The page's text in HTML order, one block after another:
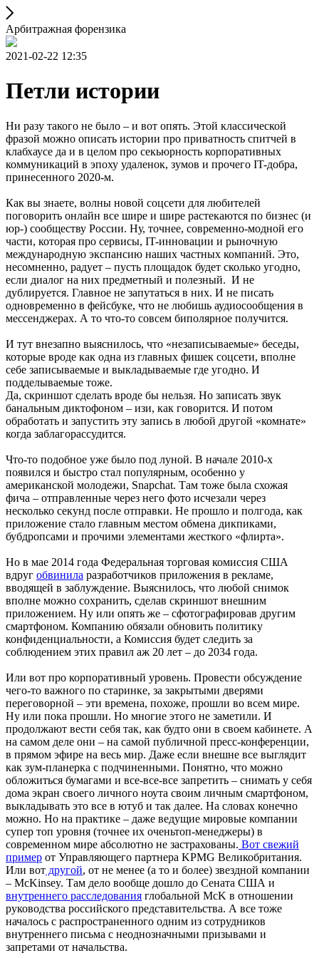
Арбитражная форензика
2021-02-22 12:35
Петли истории
Ни разу такого не было – и вот опять. Этой классической
фразой можно описать истории про приватность спитчей в
клабхаусе да и в целом про секьюрность корпоративных
коммуникаций в эпоху удаленок, зумов и прочего IT-добра,
принесенного 2020-м.
Как вы знаете, волны новой соцсети для любителей
поговорить онлайн все шире и шире растекаются по бизнес (и
юр-) сообществу России. Ну, точнее, современно-модной его
части, которая про сервисы, IT-инновации и рыночную
международную экспансию наших частных компаний. Это,
несомненно, радует – пусть площадок будет сколько угодно,
если диалог на них предметный и полезный. И не
дублируется. Главное не запутаться в них. И не писать
одновременно в фейсбуке, что не любишь аудиосообщения в
мессенджерах. А то что-то совсем биполярное получится.
И тут внезапно выяснилось, что «незаписываемые» беседы,
которые вроде как одна из главных фишек соцсети, вполне
себе записываемые и выкладываемые где угодно. И
подделываемые тоже.
Да, скриншот сделать вроде бы нельзя. Но записать звук
банальным диктофоном – изи, как говорится. И потом
обработать и запустить эту запись в любой другой «комнате»
когда заблагорассудится.
Что-то подобное уже было под луной. В начале 2010-х
появился и быстро стал популярным, особенно у
американской молодежи, Snapchat. Там тоже была схожая
фича – отправленные через него фото исчезали через
несколько секунд после отправки. Не прошло и полгода, как
приложение стало главным местом обмена дикпиками,
бубдропсами и прочими элементами жесткого «флирта».
Но в мае 2014 года Федеральная торговая комиссия США
вдруг обвинила разработчиков приложения в рекламе,
вводящей в заблуждение. Выяснилось, что любой снимок
вполне можно сохранить, сделав скриншот внешним
приложением. Ну или опять же – сфотографировав другим
смартфоном. Компанию обязали обновить политику
конфиденциальности, а Комиссия будет следить за
соблюдением этих правил аж 20 лет – до 2034 года.
Или вот про корпоративный уровень. Провести обсуждение
чего-то важного по старинке, за закрытыми дверями
переговорной – эти времена, похоже, прошли во всем мире.
Ну или пока прошли. Но многие этого не заметили. И
продолжают вести себя так, как будто они в своем кабинете. А
на самом деле они – на самой публичной пресс-конференции,
в прямом эфире на весь мир. Даже если внешне все выглядит
как зум-планерка с подчиненными. Понятно, что можно
обложиться бумагами и все-все-все запретить – снимать у себя
дома экран своего личного ноута своим личным смартфоном,
выкладывать это все в ютуб и так далее. На словах конечно
можно. Но на практике – даже ведущие мировые компании
супер топ уровня (точнее их оченьтоп-менеджеры) в
современном мире абсолютно не застрахованы. Вот свежий
пример от Управляющего партнера KPMG Великобритания.
Или вот другой, от не менее (а то и более) звездной компании
– McKinsey. Там дело вообще дошло до Сената США и
внутреннего расследования глобальной McK в отношении
руководства российского представительства. А все тоже
началось с распространенного одним из сотрудников
внутреннего письма с неоднозначными призывами и
запретами от начальства.